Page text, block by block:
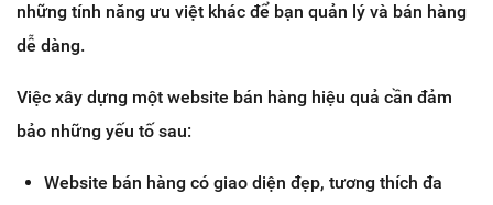
những tính năng ưu việt khác để bạn quản lý và bán hàng
dễ dàng.
Việc xây dựng một website bán hàng hiệu quả cần đảm
bảo những yếu tố sau:
Website bán hàng có giao diện đẹp, tương thích đa